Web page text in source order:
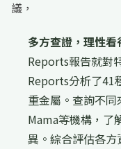
議，
多方查證，理性看
Reports報告就對
Reports分析了41
重金屬。查詢不
Mama等機構，了
異。綜合評估各